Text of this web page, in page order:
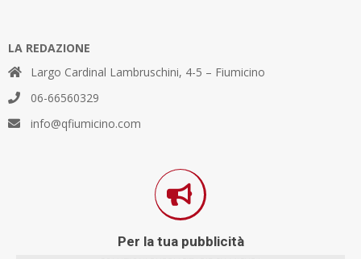
LA REDAZIONE
Largo Cardinal Lambruschini, 4-5 – Fiumicino
06-66560329
info@qfiumicino.com
Per la tua pubblicità